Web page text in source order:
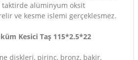
alüminyum oksit
ve kesme islemi gerçeklesmez.
Kesici Taş 115*2.5*22
diskleri, pirinç, bronz, bakir,